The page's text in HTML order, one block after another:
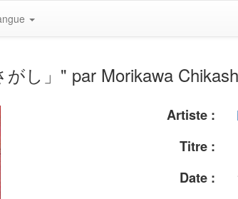
し」" par Morikawa
Artiste :
Titre :
Date :